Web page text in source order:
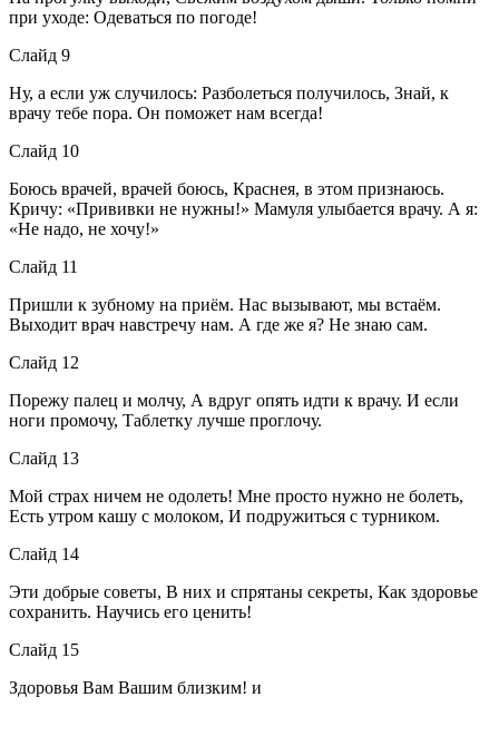
при уходе: Одеваться по погоде!
Слайд 9
Ну, а если уж случилось: Разболеться получилось, Знай, к
врачу тебе пора. Он поможет нам всегда!
Слайд 10
Боюсь врачей, врачей боюсь, Краснея, в этом признаюсь.
Кричу: «Прививки не нужны!» Мамуля улыбается врачу. А я:
«Не надо, не хочу!»
Слайд 11
Пришли к зубному на приём. Нас вызывают, мы встаём.
Выходит врач навстречу нам. А где же я? Не знаю сам.
Слайд 12
Порежу палец и молчу, А вдруг опять идти к врачу. И если
ноги промочу, Таблетку лучше проглочу.
Слайд 13
Мой страх ничем не одолеть! Мне просто нужно не болеть,
Есть утром кашу с молоком, И подружиться с турником.
Слайд 14
Эти добрые советы, В них и спрятаны секреты, Как здоровье
сохранить. Научись его ценить!
Слайд 15
Здоровья Вам Вашим близким! и